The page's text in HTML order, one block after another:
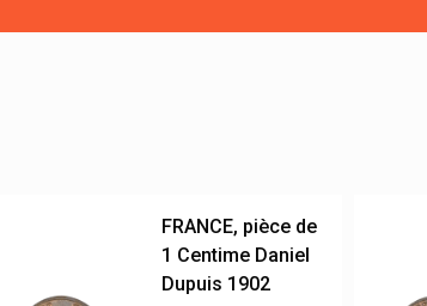
FRANCE, pièce de
1 Centime Daniel
Dupuis 1902